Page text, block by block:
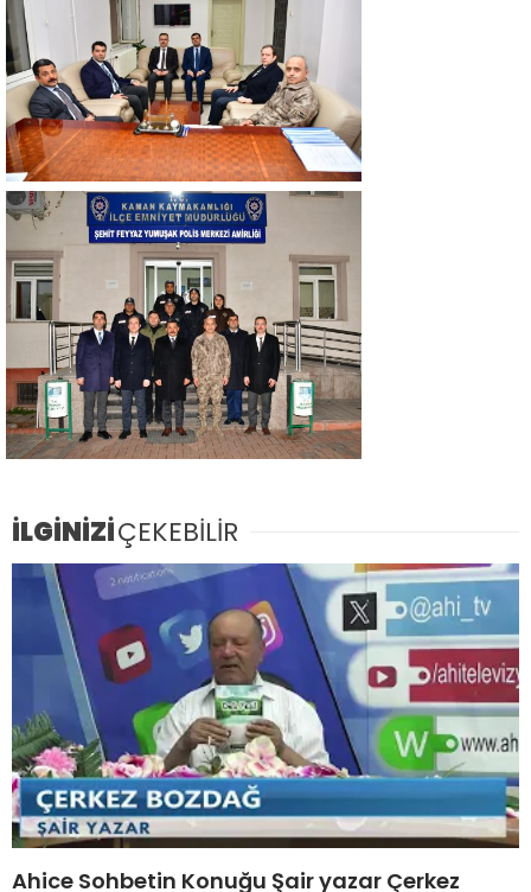
İLGİNİZİÇEKEBİLİR
Ahice Sohbetin Konuğu Şair yazar Çerkez